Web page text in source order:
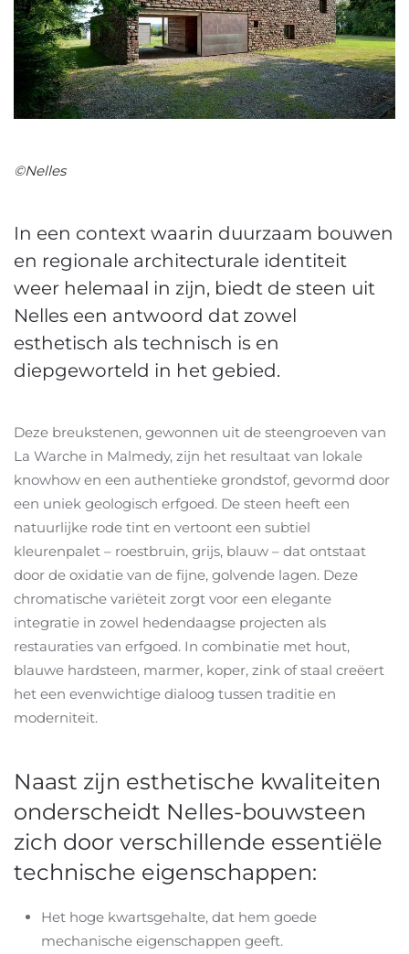
©Nelles
In een context waarin duurzaam bouwen
en regionale architecturale identiteit
weer helemaal in zijn, biedt de steen uit
Nelles een antwoord dat zowel
esthetisch als technisch is en
diepgeworteld in het gebied.
Deze breukstenen, gewonnen uit de steengroeven van
La Warche in Malmedy, zijn het resultaat van lokale
knowhow en een authentieke grondstof, gevormd door
een uniek geologisch erfgoed. De steen heeft een
natuurlijke rode tint en vertoont een subtiel
kleurenpalet – roestbruin, grijs, blauw – dat ontstaat
door de oxidatie van de fijne, golvende lagen. Deze
chromatische variëteit zorgt voor een elegante
integratie in zowel hedendaagse projecten als
restauraties van erfgoed. In combinatie met hout,
blauwe hardsteen, marmer, koper, zink of staal creëert
het een evenwichtige dialoog tussen traditie en
moderniteit.
Naast zijn esthetische kwaliteiten
onderscheidt Nelles-bouwsteen
zich door verschillende essentiële
technische eigenschappen:
Het hoge kwartsgehalte, dat hem goede
mechanische eigenschappen geeft.